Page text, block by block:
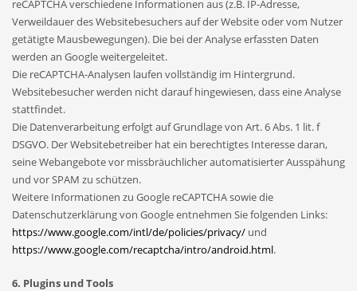
reCAPTCHA verschiedene Informationen aus (z.B. IP-Adresse,
Verweildauer des Websitebesuchers auf der Website oder vom Nutzer
getätigte Mausbewegungen). Die bei der Analyse erfassten Daten
werden an Google weitergeleitet.
Die reCAPTCHA-Analysen laufen vollständig im Hintergrund.
Websitebesucher werden nicht darauf hingewiesen, dass eine Analyse
stattfindet.
Die Datenverarbeitung erfolgt auf Grundlage von Art. 6 Abs. 1 lit. f
DSGVO. Der Websitebetreiber hat ein berechtigtes Interesse daran,
seine Webangebote vor missbräuchlicher automatisierter Ausspähung
und vor SPAM zu schützen.
Weitere Informationen zu Google reCAPTCHA sowie die
Datenschutzerklärung von Google entnehmen Sie folgenden Links:
https://www.google.com/intl/de/policies/privacy/ und
https://www.google.com/recaptcha/intro/android.html.
6. Plugins und Tools